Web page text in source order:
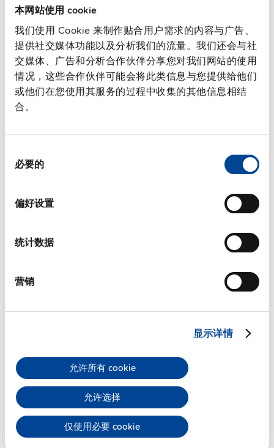
本网站使用 cookie
我们使用 Cookie 来制作贴合用户需求的内容与广告、
提供社交媒体功能以及分析我们的流量。我们还会与社
交媒体、广告和分析合作伙伴分享您对我们网站的使用
情况，这些合作伙伴可能会将此类信息与您提供给他们
或他们在您使用其服务的过程中收集的其他信息相结
合。
必要的
偏好设置
统计数据
营销
显示详情
允许所有 cookie
允许选择
仅使用必要 cookie
PULS Services